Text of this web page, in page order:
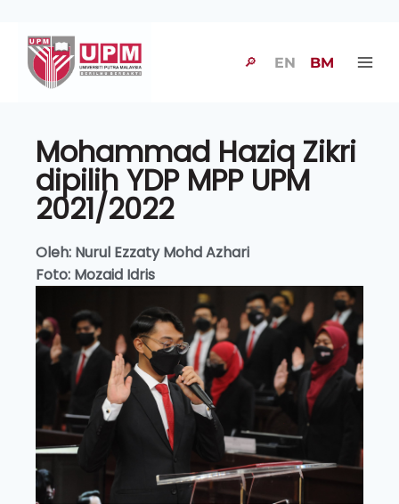
🔎 EN BM
Mohammad Haziq Zikri
dipilih YDP MPP UPM
2021/2022
Oleh: Nurul Ezzaty Mohd Azhari
Foto: Mozaid Idris